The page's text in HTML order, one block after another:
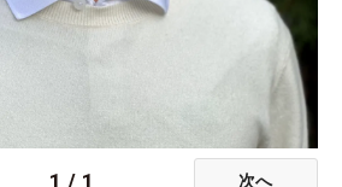
1 / 1 次へ